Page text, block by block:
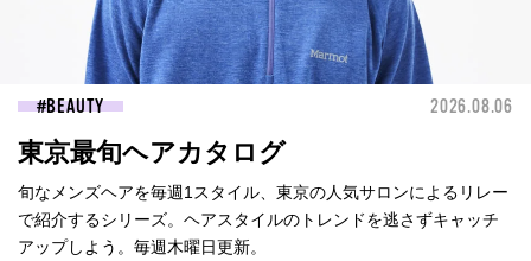
BEAUTY 2026.08.06
東京最旬ヘアカタログ
旬なメンズヘアを毎週1スタイル、東京の人気サロンによるリレー
で紹介するシリーズ。ヘアスタイルのトレンドを逃さずキャッチ
アップしよう。毎週木曜日更新。